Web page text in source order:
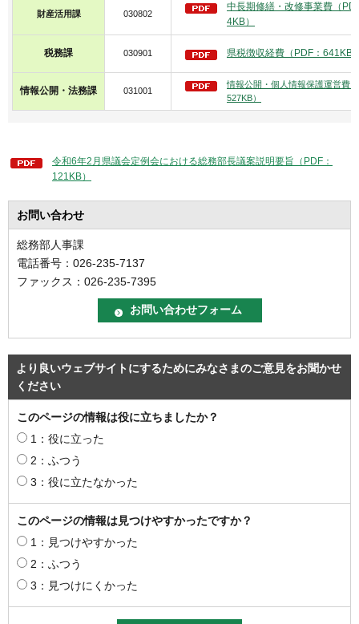
財産活用課 030802
中長期修繕・改修事業費（
4KB）
税務課 030901 県税徴収経費（PDF：641KB
情報公開・法務課 031001
情報公開・個人情報保護運営費
527KB）
令和6年2月県議会定例会における総務部長議案説明要旨（PDF：
121KB）
お問い合わせ
総務部人事課
電話番号：026-235-7137
ファックス：026-235-7395
より良いウェブサイトにするためにみなさまのご意見をお聞かせ
ください
このページの情報は役に立ちましたか？
1：役に立った
2：ふつう
3：役に立たなかった
このページの情報は見つけやすかったですか？
1：見つけやすかった
2：ふつう
3：見つけにくかった